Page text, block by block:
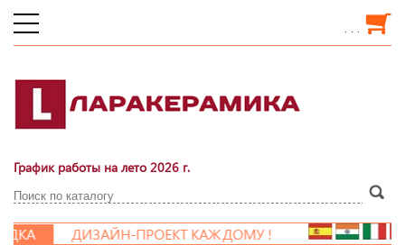
. . .
График работы на лето 2026 г.
ДИЗАЙН-ПРОЕКТ КАЖДОМУ !